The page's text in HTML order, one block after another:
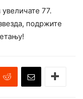
77.
подржите